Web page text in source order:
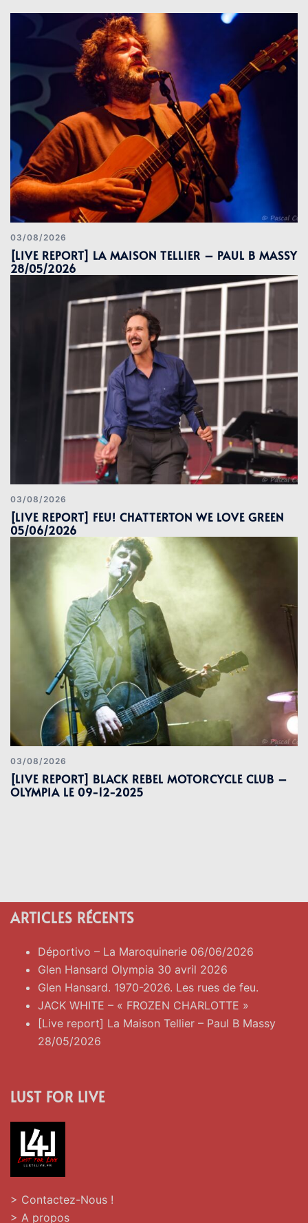
03/08/2026
[LIVE REPORT] LA MAISON TELLIER – PAUL B MASSY
28/05/2026
03/08/2026
[LIVE REPORT] FEU! CHATTERTON WE LOVE GREEN
05/06/2026
03/08/2026
[LIVE REPORT] BLACK REBEL MOTORCYCLE CLUB –
OLYMPIA LE 09-12-2025
ARTICLES RÉCENTS
Déportivo – La Maroquinerie 06/06/2026
Glen Hansard Olympia 30 avril 2026
Glen Hansard. 1970-2026. Les rues de feu.
JACK WHITE – « FROZEN CHARLOTTE »
[Live report] La Maison Tellier – Paul B Massy
28/05/2026
LUST FOR LIVE
> Contactez-Nous !
> A propos